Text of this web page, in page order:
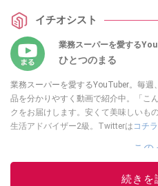
イチオシスト
業務スーパーを愛する
ひとつのまる
業務スーパーを愛するYouTuber。毎
品を分かりやすく動画で紹介中。「こ
クをお届けします。安くて美味しいも
生活アドバイザー2級。Twitterは コチラ
この
続きを